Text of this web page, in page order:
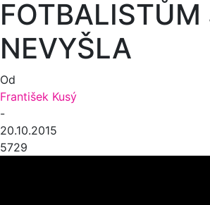
FOTBALISTŮM
NEVYŠLA
Od
František Kusý
-
20.10.2015
5729